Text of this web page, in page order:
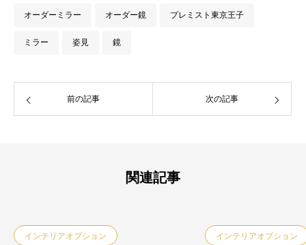
オーダーミラー オーダー鏡 プレミスト東京王子
ミラー 姿見 鏡
前の記事 次の記事
関連記事
インテリアオプション インテリアオプション